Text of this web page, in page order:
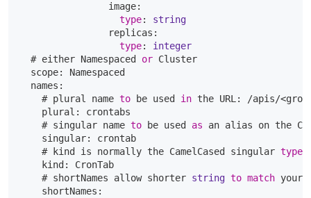
                image:
type: string
                replicas:
type: integer
  # either Namespaced
or Cluster
  scope: Namespaced
  names:
    # plural name
to be used in the URL: /apis/
    plural: crontabs
    # singular name
to be used as an alias on the
    singular: crontab
    # kind is normally the CamelCased singular
type
    kind: CronTab
    # shortNames allow shorter
string to match your
    shortNames: